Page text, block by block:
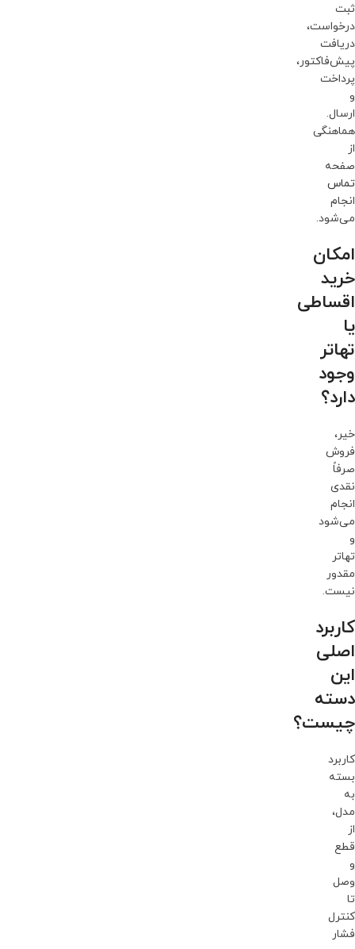
ثبت
درخواست،
دریافت
پیش‌فاکتور،
پرداخت
و
ارسال.
هماهنگی
از
صفحه
تماس
انجام
می‌شود.
امکان
خرید
اقساطی
یا
تهاتر
وجود
دارد؟
خیر،
فروش
صرفاً
نقدی
انجام
می‌شود
و
تهاتر
مقدور
نیست.
کاربرد
اصلی
این
دسته
چیست؟
کاربرد
بسته
به
مدل،
از
قطع
و
وصل
تا
کنترل
فشار